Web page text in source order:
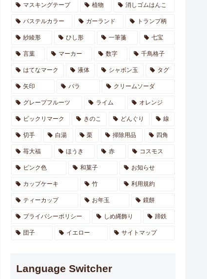
マスキングテープ 植物 消しゴムはんこ
パステルカラー ガーランド トランプ柄
紗綾形 ひし形 一筆箋 七宝
言葉 マーカー 数字 千鳥格子
はてなマーク 液体 シャボン玉 タグ
矢印 バラ クリームソーダ
グレープフルーツ ライム オレンジ
ビックリマーク きのこ どんぐり 線
切手 白湯 栗 掃除用品 四角
苺大福 ほうき 赤 コスモス
ピンク色 和菓子 お知らせ
カップケーキ 竹 利用規約
ティーカップ お年玉 鏡餅
プライバシーポリシー しめ縄飾り 蹄鉄
団子 イエロー サイトマップ
Language Switcher